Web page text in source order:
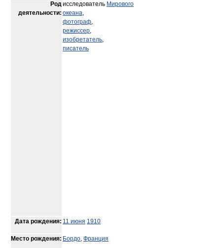
Род
деятельности:
исследователь Мирового
океана,
фотограф,
режиссер,
изобретатель,
писатель
Дата рождения: 11 июня 1910
Место рождения: Бордо, Франция